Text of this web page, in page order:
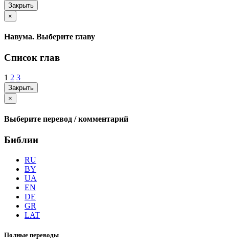
Закрыть
×
Навума. Выберите главу
Список глав
1 2 3
Закрыть
×
Выберите перевод / комментарий
Библии
RU
BY
UA
EN
DE
GR
LAT
Полные переводы